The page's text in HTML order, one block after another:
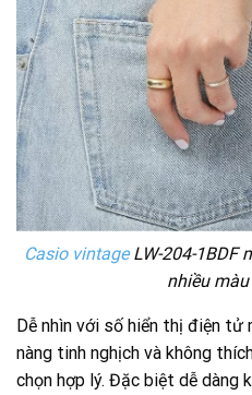
Casio vintageLW-204-1BDF
nhiều
Dễ nhìn với số hiển thị điện tử
nàng tinh nghịch và không
chọn hợp lý. Đặc biệt dễ dàng